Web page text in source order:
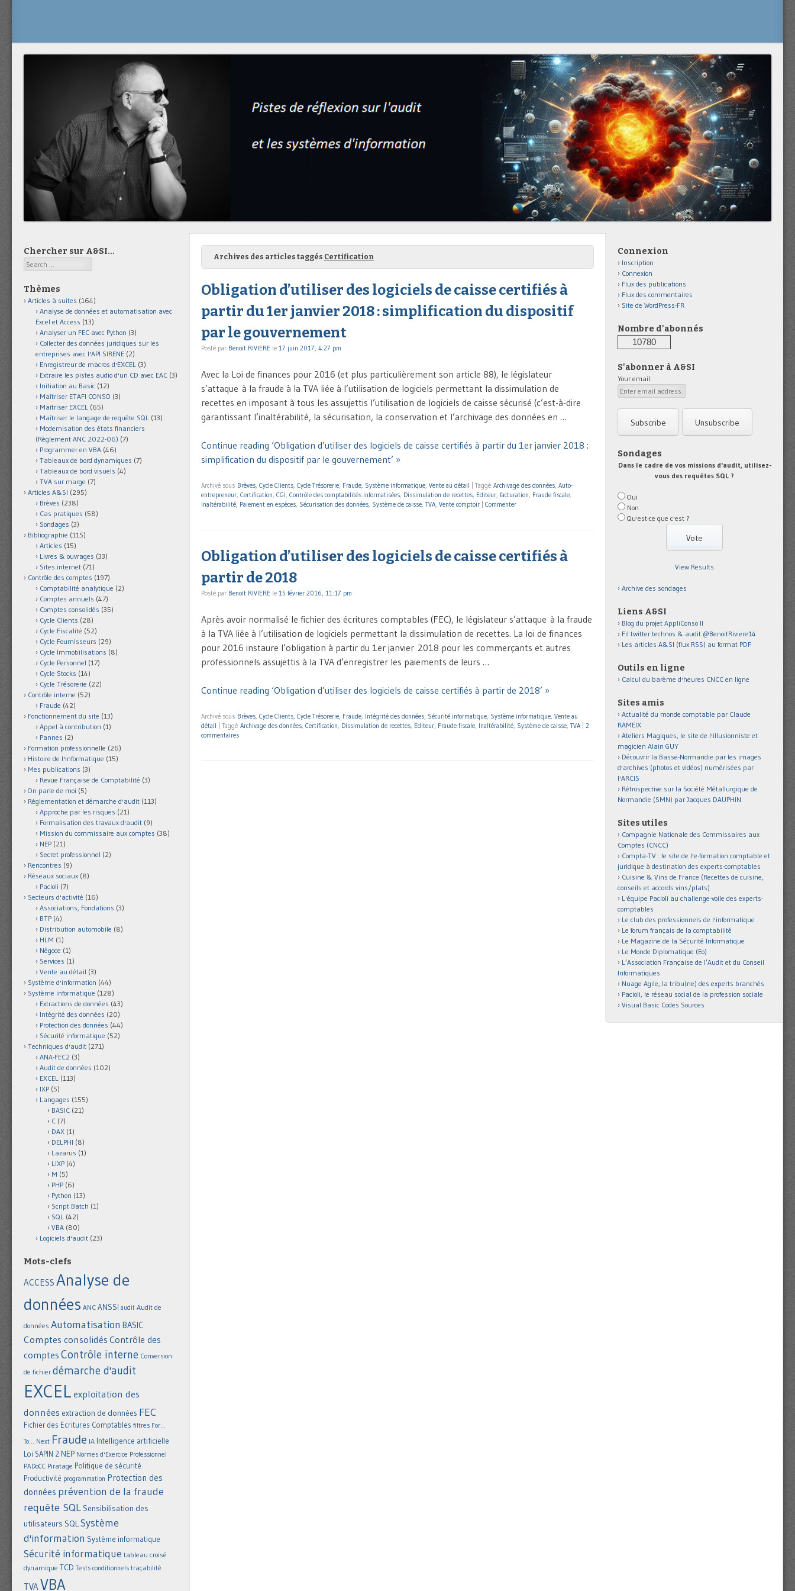
Archives des articles taggés Certification
Obligation d’utiliser des logiciels de caisse certifiés à
partir du 1er janvier 2018 : simplification du dispositif
par le gouvernement
Posté par Benoît RIVIERE le 17 juin 2017, 4:27 pm
Avec la Loi de finances pour 2016 (et plus particulièrement son article 88), le législateur
s’attaque à la fraude à la TVA liée à l’utilisation de logiciels permettant la dissimulation de
recettes en imposant à tous les assujettis l’utilisation de logiciels de caisse sécurisé (c’est-à-dire
garantissant l’inaltérabilité, la sécurisation, la conservation et l’archivage des données en …
Continue reading ‘Obligation d’utiliser des logiciels de caisse certifiés à partir du 1er janvier 2018 :
simplification du dispositif par le gouvernement’ »
Archivé sous Brèves, Cycle Clients, Cycle Trésorerie, Fraude, Système informatique, Vente au détail Taggé Archivage des données, Auto-
entrepreneur, Certification, CGI, Contrôle des comptabilités informatisées, Dissimulation de recettes, Editeur, facturation, Fraude fiscale,
Inaltérabilité, Paiement en espèces, Sécurisation des données, Système de caisse, TVA, Vente comptoir Commenter
Obligation d’utiliser des logiciels de caisse certifiés à
partir de 2018
Posté par Benoît RIVIERE le 15 février 2016, 11:17 pm
Après avoir normalisé le fichier des écritures comptables (FEC), le législateur s’attaque à la fraude
à la TVA liée à l’utilisation de logiciels permettant la dissimulation de recettes. La loi de finances
pour 2016 instaure l’obligation à partir du 1er janvier 2018 pour les commerçants et autres
professionnels assujettis à la TVA d’enregistrer les paiements de leurs …
Continue reading ‘Obligation d’utiliser des logiciels de caisse certifiés à partir de 2018’ »
Archivé sous Brèves, Cycle Clients, Cycle Trésorerie, Fraude, Intégrité des données, Sécurité informatique, Système informatique, Vente au
détail
Taggé Archivage des données, Certification, Dissimulation de recettes, Editeur, Fraude fiscale, Inaltérabilité, Système de caisse, TVA
2
commentaires
Chercher sur A&SI…
Search
Thèmes
Articles à suites (164)
Analyse de données et automatisation avec
Excel et Access (13)
Analyser un FEC avec Python (3)
Collecter des données juridiques sur les
entreprises avec l'API SIRENE (2)
Enregistreur de macros d'EXCEL (3)
Extraire les pistes audio d'un CD avec EAC (3)
Initiation au Basic (12)
Maîtriser ETAFI CONSO (3)
Maîtriser EXCEL (65)
Maîtriser le langage de requête SQL (13)
Modernisation des états financiers
(Règlement ANC 2022-06) (7)
Programmer en VBA (46)
Tableaux de bord dynamiques (7)
Tableaux de bord visuels (4)
TVA sur marge (7)
Articles A&SI (295)
Brèves (238)
Cas pratiques (58)
Sondages (3)
Bibliographie (115)
Articles (15)
Livres & ouvrages (33)
Sites internet (71)
Contrôle des comptes (197)
Comptabilité analytique (2)
Comptes annuels (47)
Comptes consolidés (35)
Cycle Clients (28)
Cycle Fiscalité (52)
Cycle Fournisseurs (29)
Cycle Immobilisations (8)
Cycle Personnel (17)
Cycle Stocks (14)
Cycle Trésorerie (22)
Contrôle interne (52)
Fraude (42)
Fonctionnement du site (13)
Appel à contribution (1)
Pannes (2)
Formation professionnelle (26)
Histoire de l'informatique (15)
Mes publications (3)
Revue Française de Comptabilité (3)
On parle de moi (5)
Réglementation et démarche d'audit (113)
Approche par les risques (21)
Formalisation des travaux d'audit (9)
Mission du commissaire aux comptes (38)
NEP (21)
Secret professionnel (2)
Rencontres (9)
Réseaux sociaux (8)
Pacioli (7)
Secteurs d'activité (16)
Associations, Fondations (3)
BTP (4)
Distribution automobile (8)
HLM (1)
Négoce (1)
Services (1)
Vente au détail (3)
Système d'information (44)
Système informatique (128)
Extractions de données (43)
Intégrité des données (20)
Protection des données (44)
Sécurité informatique (52)
Techniques d'audit (271)
ANA-FEC2 (3)
Audit de données (102)
EXCEL (113)
IXP (5)
Langages (155)
BASIC (21)
C (7)
DAX (1)
DELPHI (8)
Lazarus (1)
LIXP (4)
M (5)
PHP (6)
Python (13)
Script Batch (1)
SQL (42)
VBA (80)
Logiciels d'audit (23)
Mots-clefs
ACCESS Analyse de
données ANC ANSSI audit Audit de
données Automatisation BASIC
Comptes consolidés Contrôle des
comptes Contrôle interne Conversion
de fichier démarche d'audit
EXCEL exploitation des
données extraction de données FEC
Fichier des Ecritures Comptables filtres For...
To... Next Fraude IA Intelligence artificielle
Loi SAPIN 2 NEP Normes d'Exercice Professionnel
PADoCC Piratage Politique de sécurité
Productivité programmation Protection des
données prévention de la fraude
requête SQL Sensibilisation des
utilisateurs SQLSystème
d'information Système informatique
Sécurité informatique tableau croisé
dynamique TCD Tests conditionnels traçabilité
TVAVBA
Connexion
Inscription
Connexion
Flux des publications
Flux des commentaires
Site de WordPress-FR
Nombre d'abonnés
10780
S'abonner à A&SI
Your email:
Sondages
Dans le cadre de vos missions d'audit, utilisez-
vous des requêtes SQL ?
Oui
Non
Qu'est-ce que c'est ?
View Results
Archive des sondages
Liens A&SI
Blog du projet AppliConso II
Fil twitter technos & audit @BenoitRiviere14
Les articles A&SI (flux RSS) au format PDF
Outils en ligne
Calcul du barème d'heures CNCC en ligne
Sites amis
Actualité du monde comptable par Claude
RAMEIX
Ateliers Magiques, le site de l'illusionniste et
magicien Alain GUY
Découvrir la Basse-Normandie par les images
d'archives (photos et vidéos) numérisées par
l'ARCIS
Rétrospective sur la Société Métallurgique de
Normandie (SMN) par Jacques DAUPHIN
Sites utiles
Compagnie Nationale des Commissaires aux
Comptes (CNCC)
Compta-TV : le site de l'e-formation comptable et
juridique à destination des experts-comptables
Cuisine & Vins de France (Recettes de cuisine,
conseils et accords vins/plats)
L'équipe Pacioli au challenge-voile des experts-
comptables
Le club des professionnels de l'informatique
Le forum français de la comptabilité
Le Magazine de la Sécurité Informatique
Le Monde Diplomatique (Eo)
L’Association Française de l’Audit et du Conseil
Informatiques
Nuage Agile, la tribu(ne) des experts branchés
Pacioli, le réseau social de la profession sociale
Visual Basic Codes Sources